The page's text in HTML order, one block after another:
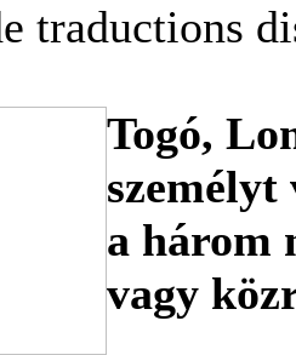
traductions
Togó,
a három
vagy